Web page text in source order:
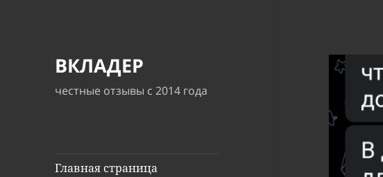
ВКЛАДЕР
честные отзывы с 2014 года
Главная страница